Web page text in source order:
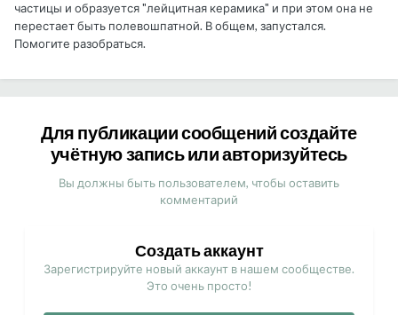
частицы и образуется "лейцитная керамика" и при этом она не
перестает быть полевошпатной. В общем, запустался.
Помогите разобраться.
Для публикации сообщений создайте
учётную запись или авторизуйтесь
Вы должны быть пользователем, чтобы оставить
комментарий
Создать аккаунт
Зарегистрируйте новый аккаунт в нашем сообществе.
Это очень просто!